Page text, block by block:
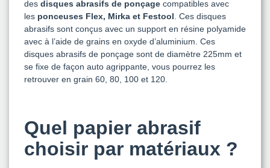
des disques abrasifs de ponçage compatibles avec
les ponceuses Flex, Mirka et Festool . Ces disques
abrasifs sont conçus avec un support en résine polyamide
avec à l’aide de grains en oxyde d’aluminium. Ces
disques abrasifs de ponçage sont de diamètre 225mm et
se fixe de façon auto agrippante, vous pourrez les
retrouver en grain 60, 80, 100 et 120.
Quel papier abrasif
choisir par matériaux ?